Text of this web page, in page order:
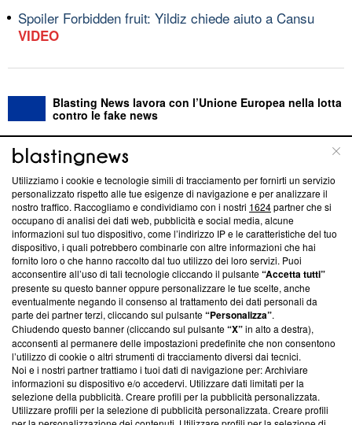
Spoiler Forbidden fruit: Yildiz chiede aiuto a Cansu
VIDEO
Blasting News lavora con l’Unione Europea nella lotta
contro le fake news
ABOUT LINEA EDITORIALE
Questa sezione offre informazioni trasparenti su Blasting
News, sui nostri processi editoriali e su come ci impegniamo a
creare news di qualità. Inoltre, afferma la nostra aderenza a
‘Trust Project - News with Integrity’Blasting News non è
ancora membro del programma, ma ha richiesto di farne
parte; Trust Project non ha ancora effettuato una verifica di
conformità agli standard.
Su di noi
Team editoriale
Corporate
Redazione
Utilizziamo i cookie e tecnologie simili di tracciamento per fornirti un servizio
personalizzato rispetto alle tue esigenze di navigazione e per analizzare il
nostro traffico. Raccogliamo e condividiamo con i nostri 1624partner che si
occupano di analisi dei dati web, pubblicità e social media, alcune
informazioni sul tuo dispositivo, come l’indirizzo IP e le caratteristiche del tuo
dispositivo, i quali potrebbero combinarle con altre informazioni che hai
fornito loro o che hanno raccolto dal tuo utilizzo dei loro servizi. Puoi
acconsentire all’uso di tali tecnologie cliccando il pulsante“Accetta tutti”
presente su questo banner oppure personalizzare le tue scelte, anche
eventualmente negando il consenso al trattamento dei dati personali da
parte dei partner terzi, cliccando sul pulsante“Personalizza”.
Chiudendo questo banner (cliccando sul pulsante“X”in alto a destra),
acconsenti al permanere delle impostazioni predefinite che non consentono
l’utilizzo di cookie o altri strumenti di tracciamento diversi dai tecnici.
Noi e i nostri partner trattiamo i tuoi dati di navigazione per: Archiviare
informazioni su dispositivo e/o accedervi. Utilizzare dati limitati per la
selezione della pubblicità. Creare profili per la pubblicità personalizzata.
Utilizzare profili per la selezione di pubblicità personalizzata. Creare profili